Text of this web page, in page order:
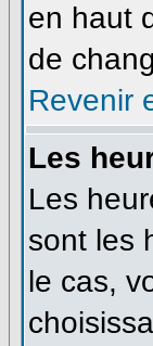
en haut
de
Revenir
Les
Les
sont les
le cas,